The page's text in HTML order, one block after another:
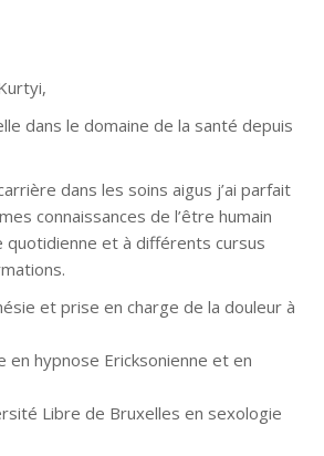
dans le domaine de la santé depuis
dans les soins aigus j’ai parfait
connaissances de l’être humain
quotidienne et à différents cursus
et prise en charge de la douleur à
en hypnose Ericksonienne et en
Libre de Bruxelles en sexologie